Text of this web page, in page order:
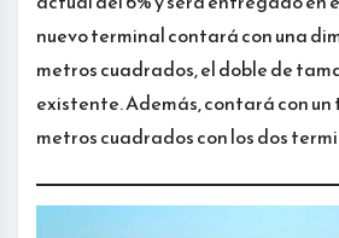
nuevo terminal contará con una
metros cuadrados, el doble de
existente. Además, contará con un
metros cuadrados con los dos